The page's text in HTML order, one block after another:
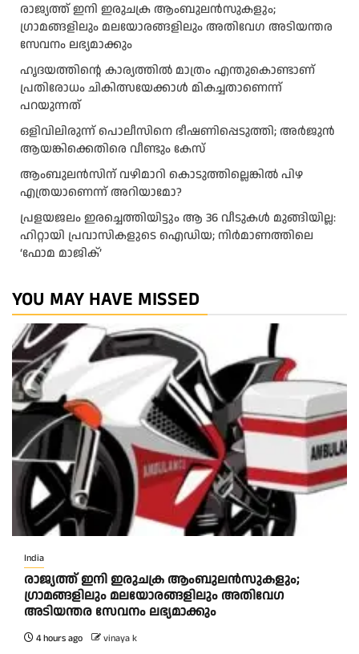
രാജ്യത്ത് ഇനി ഇരുചക്ര ആംബുലന്‍സുകളും;
ഗ്രാമങ്ങളിലും മലയോരങ്ങളിലും അതിവേഗ അടിയന്തര
സേവനം ലഭ്യമാക്കും
ഹൃദയത്തിന്റെ കാര്യത്തിൽ മാത്രം എന്തുകൊണ്ടാണ്
പ്രതിരോധം ചികിത്സയേക്കാൾ മികച്ചതാണെന്ന്
പറയുന്നത്
ഒളിവിലിരുന്ന് പൊലീസിനെ ഭീഷണിപ്പെടുത്തി; അർജുൻ
ആയങ്കിക്കെതിരെ വീണ്ടും കേസ്
ആംബുലന്‍സിന് വഴിമാറി കൊടുത്തില്ലെങ്കില്‍ പിഴ
എത്രയാണെന്ന് അറിയാമോ?
പ്രളയജലം ഇരച്ചെത്തിയിട്ടും ആ 36 വീടുകൾ മുങ്ങിയില്ല:
ഹിറ്റായി പ്രവാസികളുടെ ഐഡിയ; നിർമാണത്തിലെ
‘ഫോമ മാജിക്’
YOU MAY HAVE MISSED
India
രാജ്യത്ത് ഇനി ഇരുചക്ര ആംബുലന്‍സുകളും;
ഗ്രാമങ്ങളിലും മലയോരങ്ങളിലും അതിവേഗ
അടിയന്തര സേവനം ലഭ്യമാക്കും
4 hours ago vinaya k